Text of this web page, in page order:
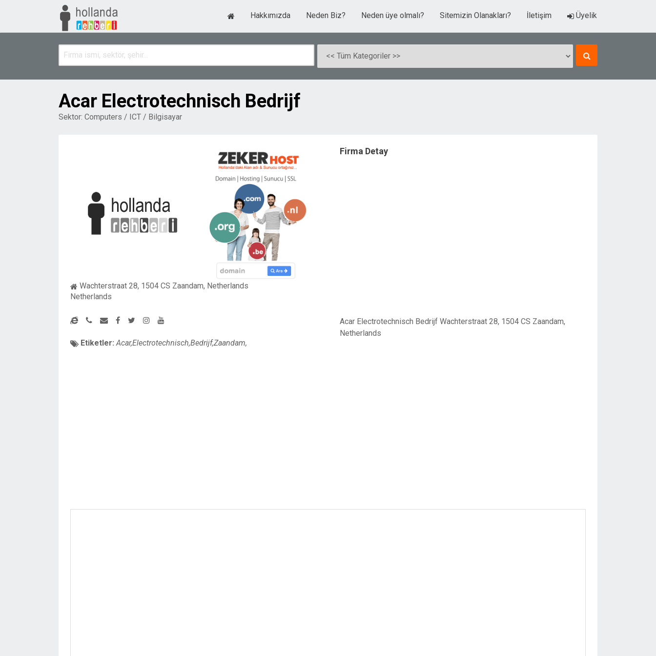
Hakkımızda Neden Biz? Neden üye olmalı? Sitemizin Olanakları? İletişim Üyelik
Acar Electrotechnisch Bedrijf
Sektor: Computers / ICT / Bilgisayar
Wachterstraat 28, 1504 CS Zaandam, Netherlands
Netherlands
Etiketler: Acar,Electrotechnisch,Bedrijf,Zaandam,
Firma Detay
Acar Electrotechnisch Bedrijf Wachterstraat 28, 1504 CS Zaandam,
Netherlands